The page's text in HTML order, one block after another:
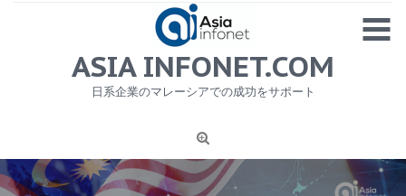
MENU
1
ニュース
労務サービス
ASIA INFONET.COM
日系企業のマレーシアでの成功をサポート